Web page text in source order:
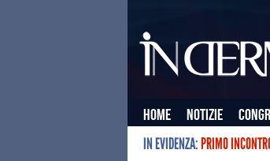
Home Notizie
IN EVIDENZA:PRIMO